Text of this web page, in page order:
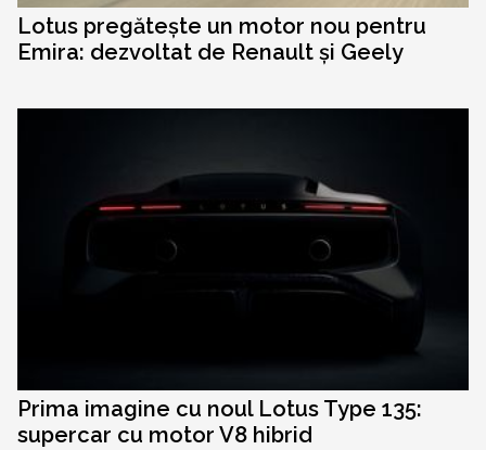
Lotus pregătește un motor nou pentru
Emira: dezvoltat de Renault și Geely
Prima imagine cu noul Lotus Type 135:
supercar cu motor V8 hibrid